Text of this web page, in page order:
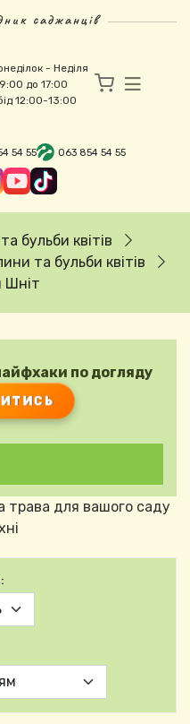
саджанців
- Неділя
до 17:00
12:00-13:00
54 55 063 854 54 55
бульби квітів
та бульби квітів
Шніт
по догляду
трава для вашого саду